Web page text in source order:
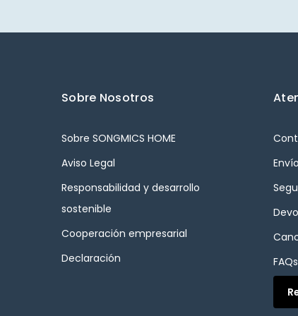
Sobre Nosotros
Sobre SONGMICS HOME
Aviso Legal
Responsabilidad y desarrollo
sostenible
Cooperación empresarial
Declaración
FAQs